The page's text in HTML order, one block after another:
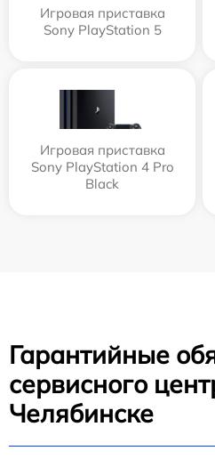
Игровая приставка
Sony PlayStation 5
Игровая приставка
Sony PlayStation 4 Pro
Black
Гарантийные
сервисного
Челябинске